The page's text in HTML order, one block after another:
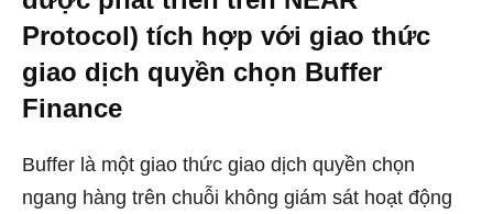
Protocol) tích hợp với giao thức
giao dịch quyền chọn Buffer
Finance
Buffer là một giao thức giao dịch quyền chọn
ngang hàng trên chuỗi không giám sát hoạt động